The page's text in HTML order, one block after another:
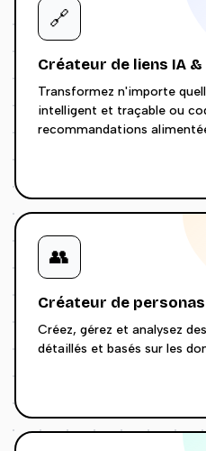
🔗
Créateur de liens IA
Transformez n'importe
intelligent et traçable ou
recommandations
👥
Créateur de personas
Créez, gérez et analysez
détaillés et basés sur les